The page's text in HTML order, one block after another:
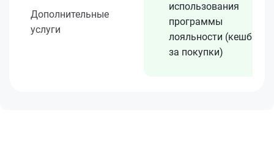
Дополнительные
услуги
использования
программы
лояльности (кешбэк
за покупки)